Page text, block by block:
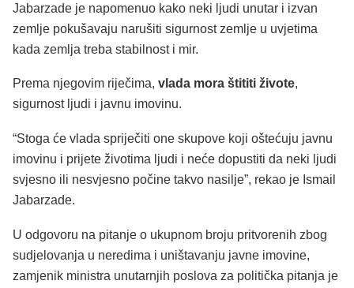
Jabarzade je napomenuo kako neki ljudi unutar i izvan
zemlje pokušavaju narušiti sigurnost zemlje u uvjetima
kada zemlja treba stabilnost i mir.
Prema njegovim riječima, vlada mora štititi živote,
sigurnost ljudi i javnu imovinu.
“Stoga će vlada spriječiti one skupove koji oštećuju javnu
imovinu i prijete životima ljudi i neće dopustiti da neki ljudi
svjesno ili nesvjesno počine takvo nasilje”, rekao je Ismail
Jabarzade.
U odgovoru na pitanje o ukupnom broju pritvorenih zbog
sudjelovanja u neredima i uništavanju javne imovine,
zamjenik ministra unutarnjih poslova za politička pitanja je